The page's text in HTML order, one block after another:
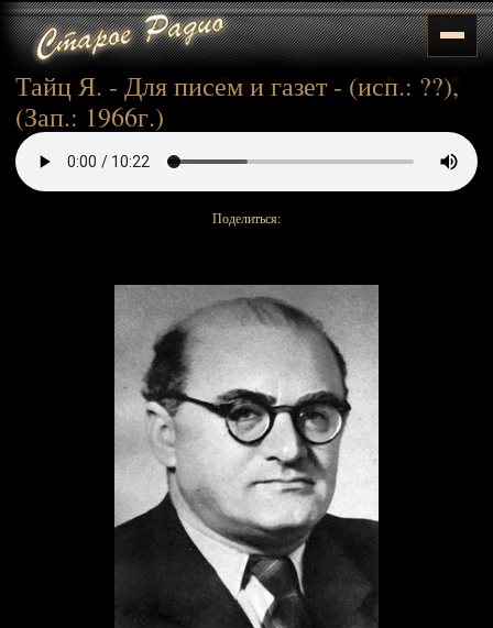
Тайц Я. - Для писем и газет - (исп.: ??),
(Зап.: 1966г.)
Поделиться: